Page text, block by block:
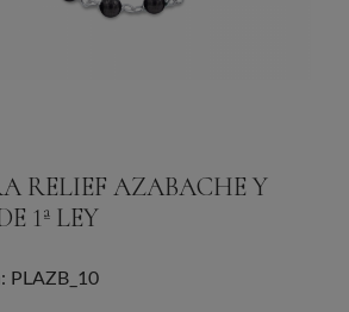
RELIEF AZABACHE Y
1ª LEY
PLAZB_10